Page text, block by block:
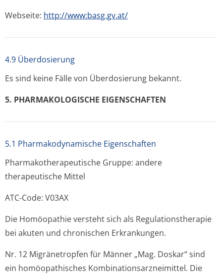
Webseite: http://www:basg.gv.at/
4.9 Überdosierung
Es sind keine Fälle von Überdosierung bekannt.
5. PHARMAKOLO­GISCHE EIGENSCHAFTEN
5.1 Pharmakodynamische Eigenschaften
Pharmakothera­peutische Gruppe: andere
therapeutische Mit­tel
ATC-Code: V03AX
Die Homöopathie versteht sich als Regulationstherapie
bei akuten und chronischen Erkrankungen.
Nr. 12 Migränetropfen für Männer „Mag. Doskar“ sind
ein homöopathisches Kombinationsar­zneimittel. Die